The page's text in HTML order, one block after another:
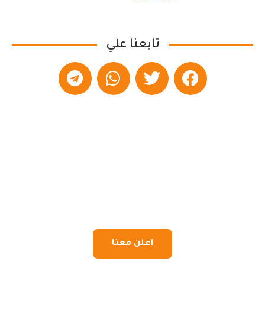
تابعنا علي
اعلن معنا